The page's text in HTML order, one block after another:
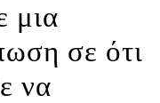
μια
σε ότι
να